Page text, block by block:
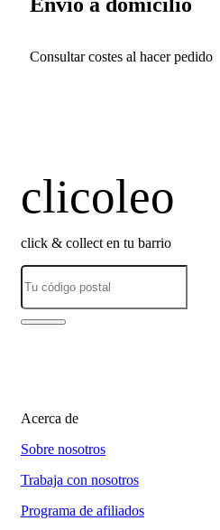
Envío a domicilio
Consultar costes al hacer pedido
clicoleo
click & collect en tu barrio
Acerca de
Sobre nosotros
Trabaja con nosotros
Programa de afiliados